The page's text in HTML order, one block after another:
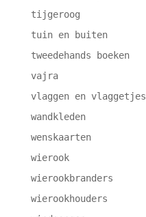
tijgeroog
tuin en buiten
tweedehands boeken
vajra
vlaggen en vlaggetjes
wandkleden
wenskaarten
wierook
wierookbranders
wierookhouders